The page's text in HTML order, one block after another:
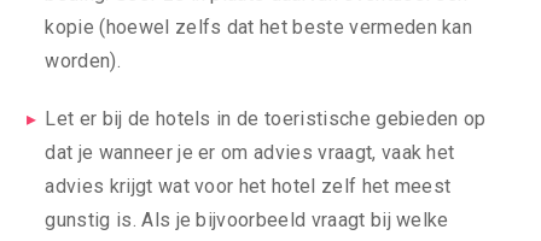
kopie (hoewel zelfs dat het beste vermeden kan
worden).
Let er bij de hotels in de toeristische gebieden op
dat je wanneer je er om advies vraagt, vaak het
advies krijgt wat voor het hotel zelf het meest
gunstig is. Als je bijvoorbeeld vraagt bij welke